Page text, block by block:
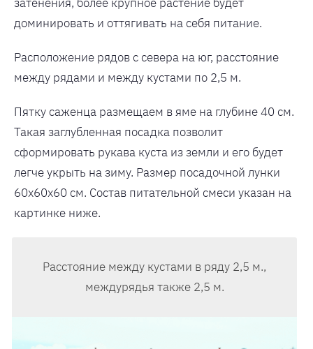
доминировать и оттягивать на себя питание.
Расположение рядов с севера на юг, расстояние
между рядами и между кустами по 2,5 м.
Пятку саженца размещаем в яме на глубине 40 см.
Такая заглубленная посадка позволит
сформировать рукава куста из земли и его будет
легче укрыть на зиму. Размер посадочной лунки
60х60х60 см. Состав питательной смеси указан на
картинке ниже.
Расстояние между кустами в ряду 2,5 м.,
междурядья также 2,5 м.